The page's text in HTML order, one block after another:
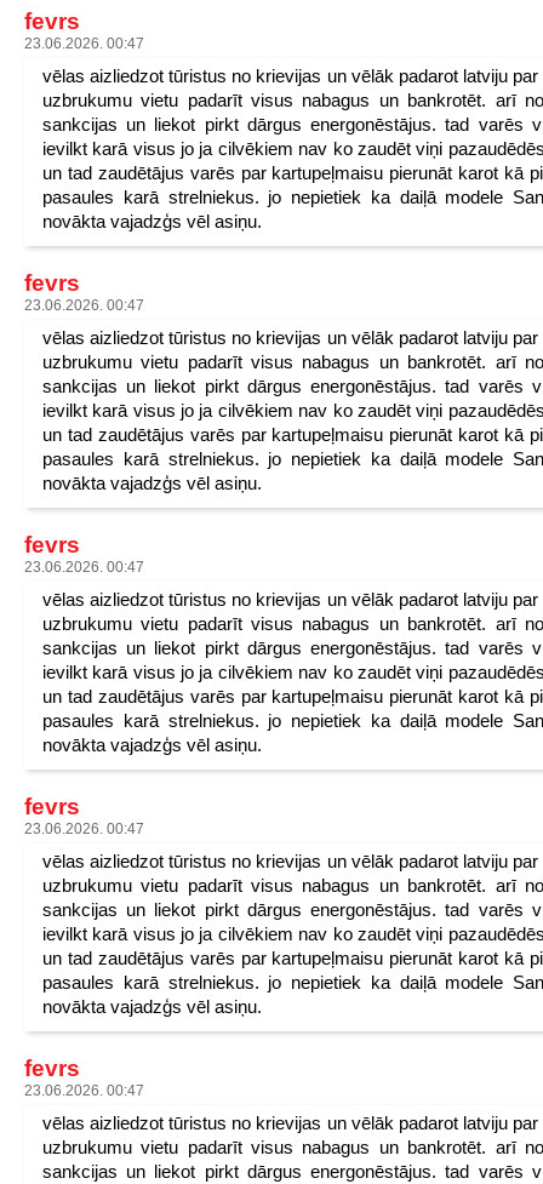
fevrs
23.06.2026. 00:47
vēlas aizliedzot tūristus no krievijas un vēlāk padarot latviju par
uzbrukumu vietu padarīt visus nabagus un bankrotēt. arī
sankcijas un liekot pirkt dārgus energonēstājus. tad varēs
ievilkt karā visus jo ja cilvēkiem nav ko zaudēt viņi
un tad zaudētājus varēs par kartupeļmaisu pierunāt karot kā
pasaules karā strelniekus. jo nepietiek ka daiļā modele
novākta vajadzģs vēl asiņu.
fevrs
23.06.2026. 00:47
vēlas aizliedzot tūristus no krievijas un vēlāk padarot latviju par
uzbrukumu vietu padarīt visus nabagus un bankrotēt. arī
sankcijas un liekot pirkt dārgus energonēstājus. tad varēs
ievilkt karā visus jo ja cilvēkiem nav ko zaudēt viņi
un tad zaudētājus varēs par kartupeļmaisu pierunāt karot kā
pasaules karā strelniekus. jo nepietiek ka daiļā modele
novākta vajadzģs vēl asiņu.
fevrs
23.06.2026. 00:47
vēlas aizliedzot tūristus no krievijas un vēlāk padarot latviju par
uzbrukumu vietu padarīt visus nabagus un bankrotēt. arī
sankcijas un liekot pirkt dārgus energonēstājus. tad varēs
ievilkt karā visus jo ja cilvēkiem nav ko zaudēt viņi
un tad zaudētājus varēs par kartupeļmaisu pierunāt karot kā
pasaules karā strelniekus. jo nepietiek ka daiļā modele
novākta vajadzģs vēl asiņu.
fevrs
23.06.2026. 00:47
vēlas aizliedzot tūristus no krievijas un vēlāk padarot latviju par
uzbrukumu vietu padarīt visus nabagus un bankrotēt. arī
sankcijas un liekot pirkt dārgus energonēstājus. tad varēs
ievilkt karā visus jo ja cilvēkiem nav ko zaudēt viņi
un tad zaudētājus varēs par kartupeļmaisu pierunāt karot kā
pasaules karā strelniekus. jo nepietiek ka daiļā modele
novākta vajadzģs vēl asiņu.
fevrs
23.06.2026. 00:47
vēlas aizliedzot tūristus no krievijas un vēlāk padarot latviju par
uzbrukumu vietu padarīt visus nabagus un bankrotēt. arī
sankcijas un liekot pirkt dārgus energonēstājus. tad varēs